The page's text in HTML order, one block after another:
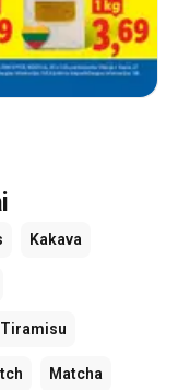
Kakava
Tiramisu
Matcha